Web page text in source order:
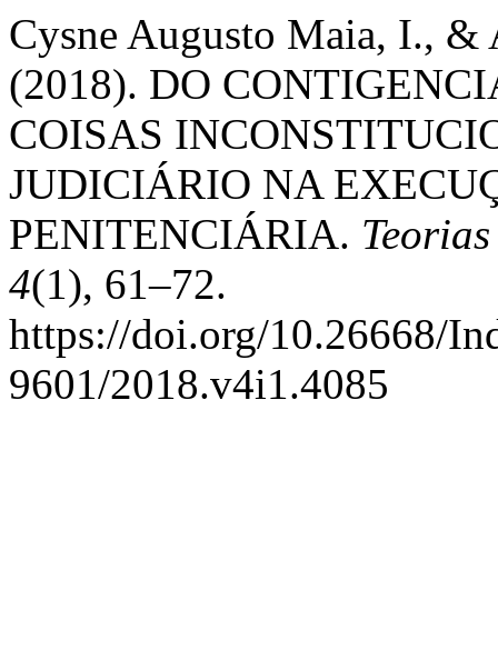
Cysne Augusto Maia, I., &
(2018). DO
COISAS
JUDICIÁRIO NA
PENITENCIÁRIA.
4(1), 61–72.
https://doi.org/10.26668/
9601/2018.v4i1.4085